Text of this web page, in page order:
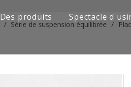
Des produits
Série de camions SAIC-lveco
Spectacle
/ Série de suspension équilibrée /